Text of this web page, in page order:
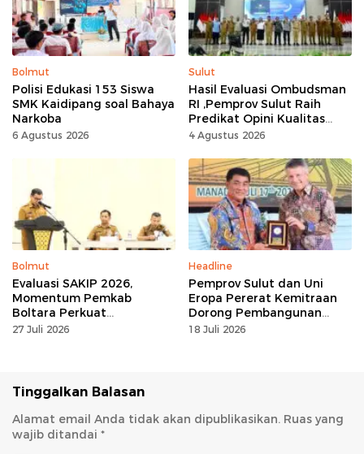
Bolmut
Polisi Edukasi 153 Siswa
SMK Kaidipang soal Bahaya
Narkoba
6 Agustus 2026
Sulut
Hasil Evaluasi Ombudsman
RI ,Pemprov Sulut Raih
Predikat Opini Kualitas
Tinggi Tanpa
4 Agustus 2026
Bolmut
Evaluasi SAKIP 2026,
Momentum Pemkab
Boltara Perkuat
Akuntabilitas dan Kinerja
27 Juli 2026
Headline
Pemprov Sulut dan Uni
Eropa Pererat Kemitraan
Dorong Pembangunan
Berkelanjutan
18 Juli 2026
Tinggalkan Balasan
Alamat email Anda tidak akan dipublikasikan. Ruas yang
wajib ditandai *